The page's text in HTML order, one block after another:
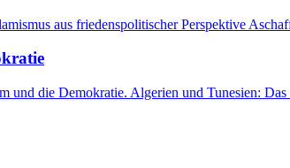
aus friedenspolitischer Perspektive
die Demokratie. Algerien und Tunesien: